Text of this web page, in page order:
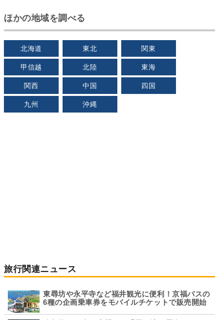
ほかの地域を調べる
北海道 東北 関東
甲信越 北陸 東海
関西 中国 四国
九州 沖縄
旅行関連ニュース
東尋坊や永平寺など福井観光に便利！京福バスの
6種の企画乗車券をモバイルチケットで販売開始